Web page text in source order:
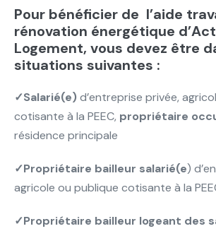
Pour bénéficier de l’aide
rénovation énergétique
Logement, vous devez être
situations suivantes :
✓Salarié(e)d’entreprise privée,
cotisante à la PEEC, propriétaire
résidence principale
✓Propriétaire bailleur salarié(e)
agricole ou publique cotisante à la
✓Propriétaire bailleur logeant des